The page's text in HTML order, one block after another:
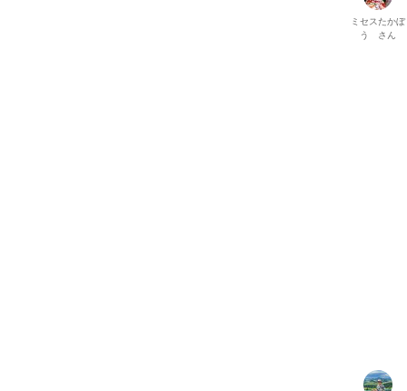
ミセスたかぼ
う さん